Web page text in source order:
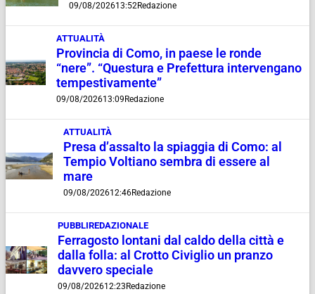
09/08/202613:52Redazione
ATTUALITÀ
Provincia di Como, in paese le ronde
“nere”. “Questura e Prefettura intervengano
tempestivamente”
09/08/202613:09 Redazione
ATTUALITÀ
Presa d’assalto la spiaggia di Como: al
Tempio Voltiano sembra di essere al
mare
09/08/202612:46Redazione
PUBBLIREDAZIONALE
Ferragosto lontani dal caldo della città e
dalla folla: al Crotto Civiglio un pranzo
davvero speciale
09/08/202612:23 Redazione